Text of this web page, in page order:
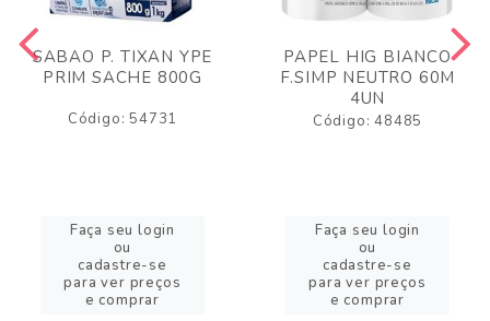
SABAO P. TIXAN YPE
PRIM SACHE 800G
Código: 54731
Faça seu login
ou
cadastre-se
para ver preços
e comprar
PAPEL HIG BIANCO
F.SIMP NEUTRO 60M
4UN
Código: 48485
Faça seu login
ou
cadastre-se
para ver preços
e comprar